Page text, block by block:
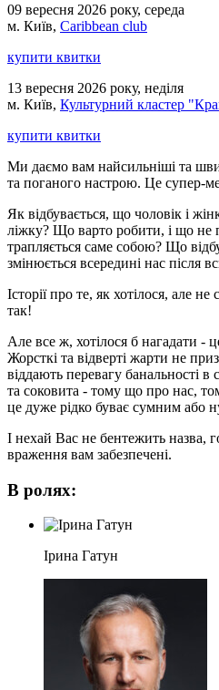
09 вересня 2026 року, середа
м. Київ, Caribbean club
купити квитки
13 вересня 2026 року, неділя
м. Київ, Культурний кластер
купити квитки
Ми даємо вам найсильніші та
та поганого настрою. Це супер-
Як відбувається, що чоловік і
ліжку? Що варто робити, і що не
трапляється саме собою? Що
змінюється всередині нас після
Історії про те, як хотілося, але
так!
Але все ж, хотілося б нагадати -
Жорсткі та відверті жарти не
віддають перевагу банальності в
та соковита - тому що про нас,
це дуже рідко буває сумним або
І нехай Вас не бентежить назва,
враження вам забезпечені.
В ролях:
Ірина Гатун